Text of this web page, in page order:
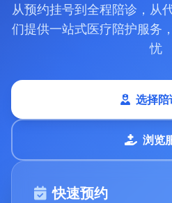
从预约挂号到全程陪诊，从
们提供一站式医疗陪护服务
忧
选择
浏览
快速预约